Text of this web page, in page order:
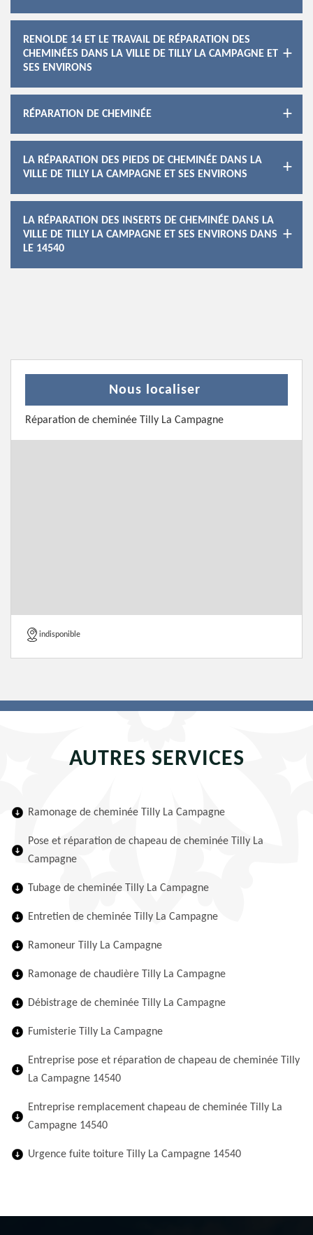
RENOLDE 14 ET LE TRAVAIL DE RÉPARATION DES
CHEMINÉES DANS LA VILLE DE TILLY LA CAMPAGNE ET
SES ENVIRONS
RÉPARATION DE CHEMINÉE
LA RÉPARATION DES PIEDS DE CHEMINÉE DANS LA
VILLE DE TILLY LA CAMPAGNE ET SES ENVIRONS
LA RÉPARATION DES INSERTS DE CHEMINÉE DANS LA
VILLE DE TILLY LA CAMPAGNE ET SES ENVIRONS DANS
LE 14540
Nous localiser
Réparation de cheminée Tilly La Campagne
indisponible
AUTRES SERVICES
Ramonage de cheminée Tilly La Campagne
Pose et réparation de chapeau de cheminée Tilly La
Campagne
Tubage de cheminée Tilly La Campagne
Entretien de cheminée Tilly La Campagne
Ramoneur Tilly La Campagne
Ramonage de chaudière Tilly La Campagne
Débistrage de cheminée Tilly La Campagne
Fumisterie Tilly La Campagne
Entreprise pose et réparation de chapeau de cheminée Tilly
La Campagne 14540
Entreprise remplacement chapeau de cheminée Tilly La
Campagne 14540
Urgence fuite toiture Tilly La Campagne 14540